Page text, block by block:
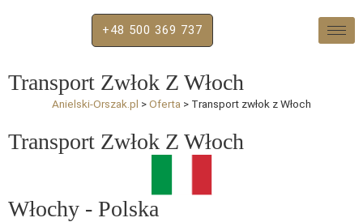
+48 500 369 737
Transport Zwłok Z Włoch
Anielski-Orszak.pl >Oferta > Transport zwłok z Włoch
Transport Zwłok Z Włoch
Włochy - Polska